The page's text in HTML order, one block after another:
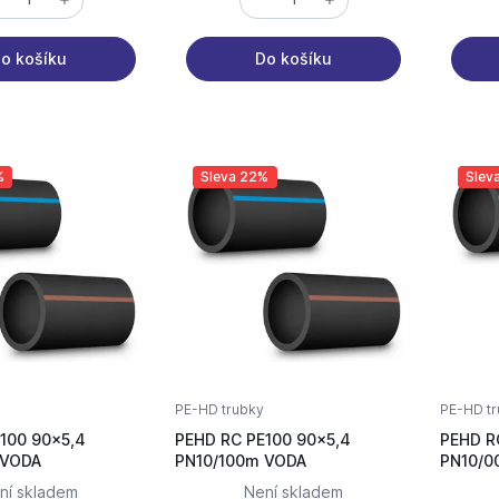
košíku Do košíku
90x5,4
012m VODA
skladem
Sleva 22%
PE-HD trubky
PEHD RC PE100 90x5,4
PN10/100m VODA
Není skladem
PE-HD
PEHD